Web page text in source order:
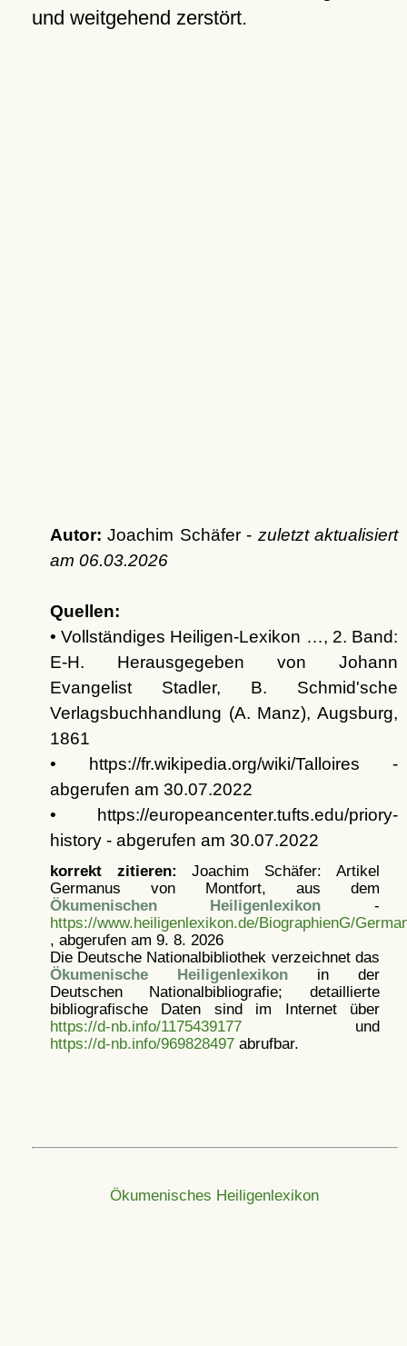
und weitgehend zerstört.
Autor: Joachim Schäfer - zuletzt aktualisiert
am 06.03.2026
Quellen:
• Vollständiges Heiligen-Lexikon …, 2. Band:
E-H. Herausgegeben von Johann
Evangelist Stadler, B. Schmid'sche
Verlagsbuchhandlung (A. Manz), Augsburg,
1861
• https://fr.wikipedia.org/wiki/Talloires -
abgerufen am 30.07.2022
• https://europeancenter.tufts.edu/priory-
history - abgerufen am 30.07.2022
korrekt zitieren: Joachim Schäfer: Artikel
Germanus von Montfort, aus dem
Ökumenischen Heiligenlexikon -
https://www.heiligenlexikon.de/BiographienG/
, abgerufen am 9. 8. 2026
Die Deutsche Nationalbibliothek verzeichnet das
Ökumenische Heiligenlexikonin der
Deutschen Nationalbibliografie; detaillierte
bibliografische Daten sind im Internet über
https://d-nb.info/1175439177und
https://d-nb.info/969828497abrufbar.
Ökumenisches Heiligenlexikon